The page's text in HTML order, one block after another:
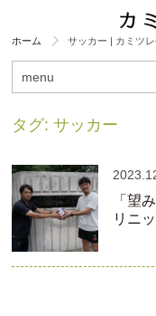
ホーム サッカー | カミツ
menu
タグ:サッカー
「望
リニ